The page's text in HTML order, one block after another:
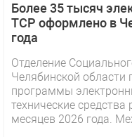
Более 35 тысяч
ТСР оформлено в
года
Отделение
Челябинской области
программы
технические
месяцев 2026 года.